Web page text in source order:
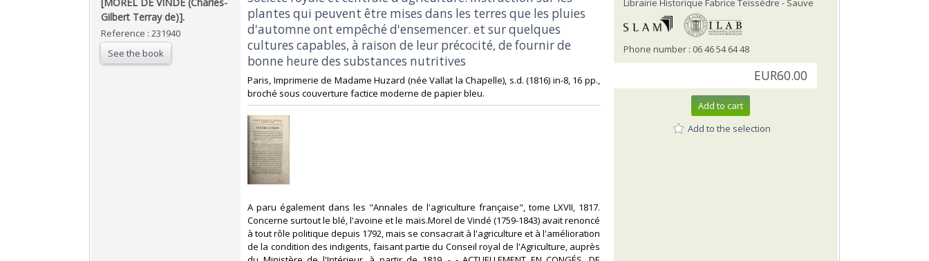
Gilbert Terray de)].‎
Reference : 231940
See the book
plantes qui peuvent être mises dans les terres que les pluies
d'automne ont empêché d'ensemencer. et sur quelques
cultures capables, à raison de leur précocité, de fournir de
bonne heure des substances nutritives‎
‎Paris, Imprimerie de Madame Huzard (née Vallat la Chapelle), s.d. (1816) in-8, 16 pp.,
broché sous couverture factice moderne de papier bleu. ‎
‎A paru également dans les "Annales de l'agriculture française", tome LXVII, 1817.
Concerne surtout le blé, l'avoine et le maïs.Morel de Vindé (1759-1843) avait renoncé
à tout rôle politique depuis 1792, mais se consacrait à l'agriculture et à l'amélioration
de la condition des indigents, faisant partie du Conseil royal de l'Agriculture, auprès
Librairie Historique Fabrice Teissèdre - Sauve
Phone number : 06 46 54 64 48
EUR60.00
Add to cart
Add to the selection